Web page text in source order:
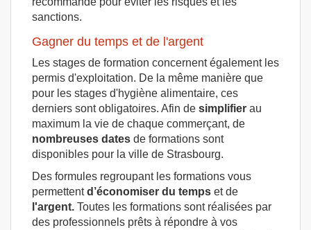
sanctions.
Gagner du temps et de l'argent
Les stages de formation concernent également les
permis d'exploitation. De la même manière que
pour les stages d'hygiène alimentaire, ces
derniers sont obligatoires. Afin de simplifier au
maximum la vie de chaque commerçant, de
nombreuses dates de formations sont
disponibles pour la ville de Strasbourg.
Des formules regroupant les formations vous
permettentd’économiser du temps et de
l'argent. Toutes les formations sont réalisées par
des professionnels prêts à répondre à vos